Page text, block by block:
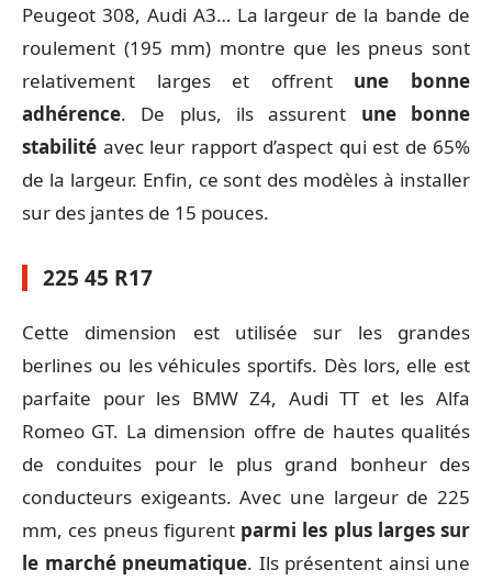
Peugeot 308, Audi A3… La largeur de la bande de
roulement (195 mm) montre que les pneus sont
relativement larges et offrent une bonne
adhérence. De plus, ils assurent une bonne
stabilité avec leur rapport d’aspect qui est de 65%
de la largeur. Enfin, ce sont des modèles à installer
sur des jantes de 15 pouces.
225 45 R17
Cette dimension est utilisée sur les grandes
berlines ou les véhicules sportifs. Dès lors, elle est
parfaite pour les BMW Z4, Audi TT et les Alfa
Romeo GT. La dimension offre de hautes qualités
de conduites pour le plus grand bonheur des
conducteurs exigeants. Avec une largeur de 225
mm, ces pneus figurent parmi les plus larges sur
le marché pneumatique. Ils présentent ainsi une